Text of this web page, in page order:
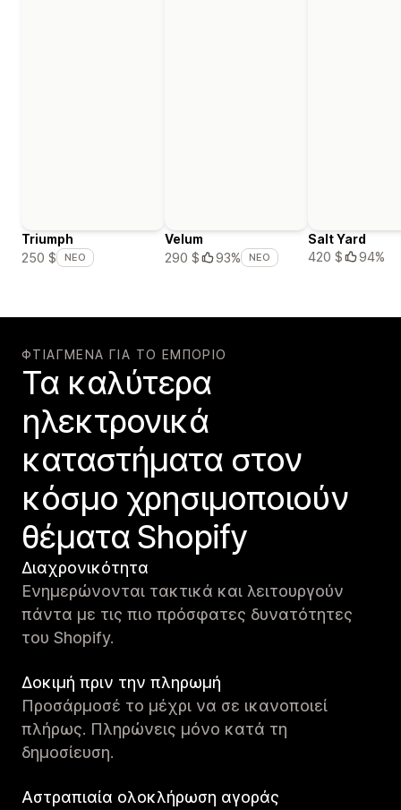
Triumph
250 $
ΝΈΟ
Velum
290 $
93% ΝΈΟ
Salt Yard
420 $
94%
ΦΤΙΑΓΜΈΝΑ ΓΙΑ ΤΟ ΕΜΠΌΡΙΟ
Τα καλύτερα
ηλεκτρονικά
καταστήματα στον
κόσμο χρησιμοποιούν
θέματα Shopify
Διαχρονικότητα
Ενημερώνονται τακτικά και λειτουργούν
πάντα με τις πιο πρόσφατες δυνατότητες
του Shopify.
Δοκιμή πριν την πληρωμή
Προσάρμοσέ το μέχρι να σε ικανοποιεί
πλήρως. Πληρώνεις μόνο κατά τη
δημοσίευση.
Αστραπιαία ολοκλήρωση αγοράς